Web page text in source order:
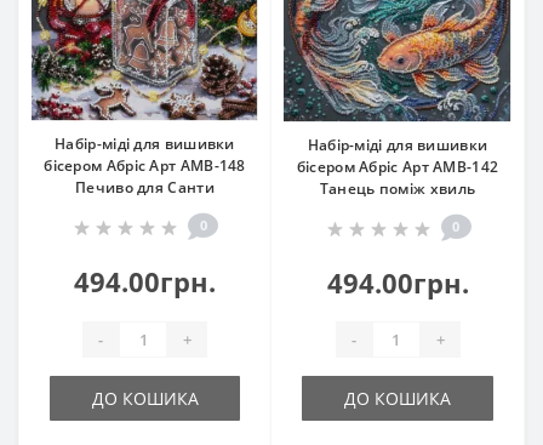
Набір-міді для вишивки
бісером Абріс Арт АМВ-148
Печиво для Санти
0
494.00грн.
- +
ДО КОШИКА
Набір-міді для вишивки
бісером Абріс Арт АМВ-142
Танець поміж хвиль
0
494.00грн.
- +
ДО КОШИКА